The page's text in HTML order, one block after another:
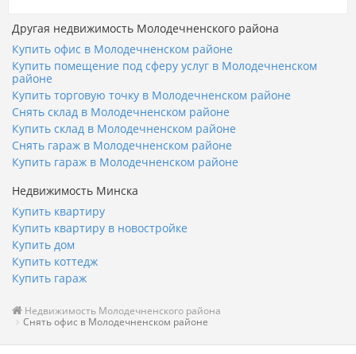
Другая недвижимость Молодечненского района
Купить офис в Молодечненском районе
Купить помещение под сферу услуг в Молодечненском
районе
Купить торговую точку в Молодечненском районе
Снять склад в Молодечненском районе
Купить склад в Молодечненском районе
Снять гараж в Молодечненском районе
Купить гараж в Молодечненском районе
Недвижимость Минска
Купить квартиру
Купить квартиру в новостройке
Купить дом
Купить коттедж
Купить гараж
Недвижимость Молодечненского района
Снять офис в Молодечненском районе